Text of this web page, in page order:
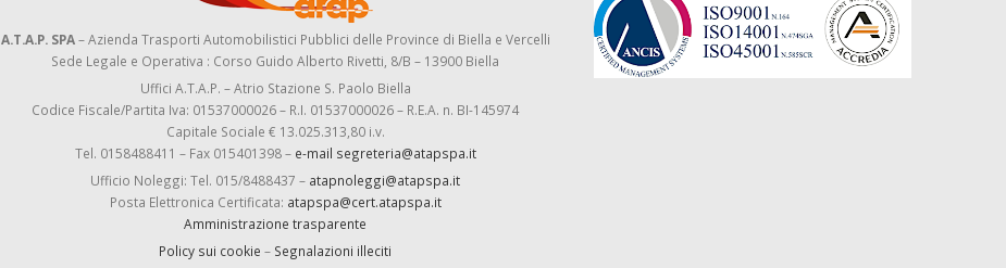
A.T.A.P. SPA– Azienda Trasporti Automobilistici Pubblici delle Province di Biella e Vercelli
Sede Legale e Operativa : Corso Guido Alberto Rivetti, 8/B – 13900 Biella
Uffici A.T.A.P. – Atrio Stazione S. Paolo Biella
Codice Fiscale/Partita Iva: 01537000026 – R.I. 01537000026 – R.E.A. n. BI-145974
Capitale Sociale € 13.025.313,80 i.v.
Tel. 0158488411 – Fax 015401398 – e-mail segreteria@atapspa.it
Ufficio Noleggi: Tel. 015/8488437 – atapnoleggi@atapspa.it
Posta Elettronica Certificata: atapspa@cert.atapspa.it
Amministrazione trasparente
Policy sui cookie – Segnalazioni illeciti